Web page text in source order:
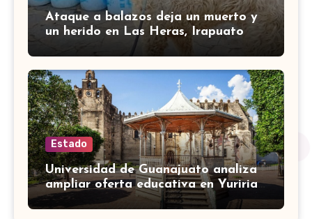
Ataque a balazos deja un muerto y
un herido en Las Heras, Irapuato
Estado
Universidad de Guanajuato analiza
ampliar oferta educativa en Yuriria
para cubrir demandas de la zona sur